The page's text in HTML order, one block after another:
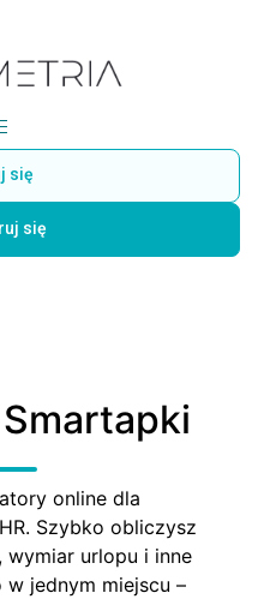
się
się
online dla
Szybko obliczysz
wymiar urlopu i inne
w jednym miejscu –